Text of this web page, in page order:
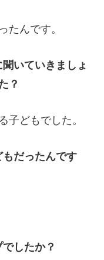
たんです。
いていきましょ
？
どもでした。
だったんです
したか？